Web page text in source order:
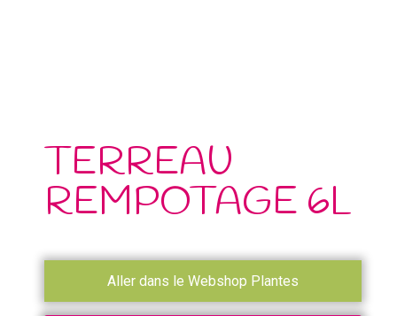
TERREAU
REMPOTAGE 6L
Aller dans le Webshop Plantes